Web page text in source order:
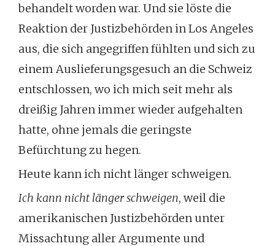
behandelt worden war. Und sie löste die
Reaktion der Justizbehörden in Los Angeles
aus, die sich angegriffen fühlten und sich zu
einem Auslieferungsgesuch an die Schweiz
entschlossen, wo ich mich seit mehr als
dreißig Jahren immer wieder aufgehalten
hatte, ohne jemals die geringste
Befürchtung zu hegen.
Heute kann ich nicht länger schweigen.
Ich kann nicht länger schweigen, weil die
amerikanischen Justizbehörden unter
Missachtung aller Argumente und